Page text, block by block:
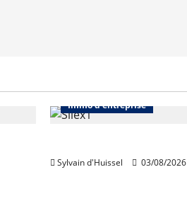
Immo d'entreprise
Sylvain d'Huissel 03/08/2026